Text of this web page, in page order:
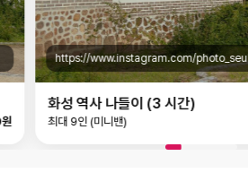
https://www.instagram.com/
화성 역사 나들이 (3 시간)
최대 9인 (미니밴)